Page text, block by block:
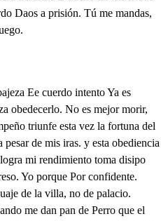
atalayas se avisaba en otros tiempos. pero aquí cantando avisan las atalayas al fuego. Este es el secreto a voces. Ya se fue Micandro. una dicha he de lograr a costa de tantos riesgos Dueño hermoso el peligro en que te veo me tiene asustada el alma. Cuando por vos le padezco no lástima si no envidia podéis tenerme esto es cierto. aro de Sisipo de tu lealtad y tu industria me prometo que tendrás dispuesto ya el tosigo y el veneno que le has de dar a Alejandro No lograrás ese intento. ¿Qué has hecho bien? para no alterar el pueblo dar con veneno la muerte a Alejandro, pues con eso asseguras que no intenten ao los nobles algún exceso y sus soldados que tienen de su prisión sentimento a tiempo sabrán su muerte. que ya no tenga remedio O cuantos engaños traza oy mi lealtad. de tu pecho. deristo. he de fiar solamente la ejecución. es acuerdo. se si. como tuyo Aristarco ato. entre aquellas murtas veo Rosaura que llegara hacia Matilde. Tú sabrás de quien te fías bien a costa de tus riesgos. Cansa, pues. dlos. empieza a tocar Matildes Señor, Matilde, tocando está el instrumento que me masen si no viene aristarco, dicho y hecho. cuidado con las estrellas atilde canta bello enigma que tu rostro han tropezado sus luces y vienen dando de ojos. ¿Qué os volváis a retirar importa. Ya te obedezco Puede haber mayor desdicha puede haber pesar más fiero. allejo. hoy en aqueste jardín delam ha de andar el diablo suelto La Reina cantar escuche cobrad esperanza aliento qué pesar que busca allevos no es todo del sentimiento. Quién viene prima! Aristarco Sólo de su nombre tiemblo ¡Ay de mí, que ahora empieza deren. la batalla de mis celos. Sin duda que siente poco dristo. el que este Alejandro preso Que esto sufra mi fortuna Alejo. Un etna es todo mi pecho. ¡A traidor, yo me retiro ellero. pero más abajo quiero bajar, por si de esa reja oír a Aristario puedo. Pues yo aquesta vez las fiestas sable ver desde el terrado quiero Aconsejadme desdichas si a desaires, si a desprecios le ocasionó en su poder a mi esposo tiene preso. y ha de vengar en su vida sus rencores y sus celos. Señora empiece el engaño Y si mi decoro ofendo No adviertes lo que te importa? aloso Y qué dirá mi respeto. ren Mira, señora el peligro de Alejandro, que es primero ceda el decoro al destino. celenma cena de las y la presunción al riesgo. habrá padecido alguno tal linase de tormento. que para abrasar del alma dlode encienda yo propia el fuego En esta ocasión conozco lo que a tus finezas debo Pues aún no sabes, señora, cuanto debes a mi ajecto Yo llego, qué me acobardo. en otra reja que estará en la misma ore más a dariodo Alejandre entre unos ramos Desde aquesta parte puedo alero. sin ser de ninguno visto oír todos sus intentos Prima no embarace do tan justo divertimiento canten, pues que cuando sale oy vuestro sel hacer cielo, este jardín, será bien que consuaves acentos les den aviso a lus flores que amanecéis, porque a veros salgan estrenando luces y trellando lucimientos Dime, ¿qué he de responder, Rosaura que yo no acierto el estilo de aristarco más que a enojo a rendimiento suena. Ánímate, señora, que tibiamente la aliento. Nunca vos podéis, señor, embarazar, antes quiero celnma cena de las que oigáis cantar, por si puede la música entreteneros. Cielos, ¿qué templanza es esta? alej. no está su rigor tan fiero. canta de suya, pues lo manda mi primo. de Irene el semblante extraño driode ánimo altivos deseos. por si olvida de su amor creno la tema, así le divierto. Canta Lesvía. sólo el silencio testigo puede ser de mi tormento y aun no cabe lo que siento en todo lo que no digo. sólo el silencio testigo ariodo puede ser de mi tormento y aún no cabe lo que siento en todo lo que no digo. con mi amor habla sin duda esta letra. hacer empeño de lo que derero se escucha acaso es vanidad de discretos. En mi amor, siendo deidad no hay acasos, y así quiero risto. que me escuches ¿en qué funda esta verdad mi respeto. puede haber mayor congoja ¿Qué es esto qué escucho cieloo! Qué he de escucharle por fuerza. A qué madrugáis recelos. assí, porque conozcáis como esta verdad entiendo discurriendo en el motivo que me han dado aquestos vergos. Váyalos cansando de svía Por Dios que está en grande aprieto que aunque canten bien el Rey tendrá que glosar sobre ello. Lesa y aristarco representa acabando el último verso de la decima cantando Mmi amor no puede explicarse sin peligro de ofenderse que alcanza por conocerse las razones de dud